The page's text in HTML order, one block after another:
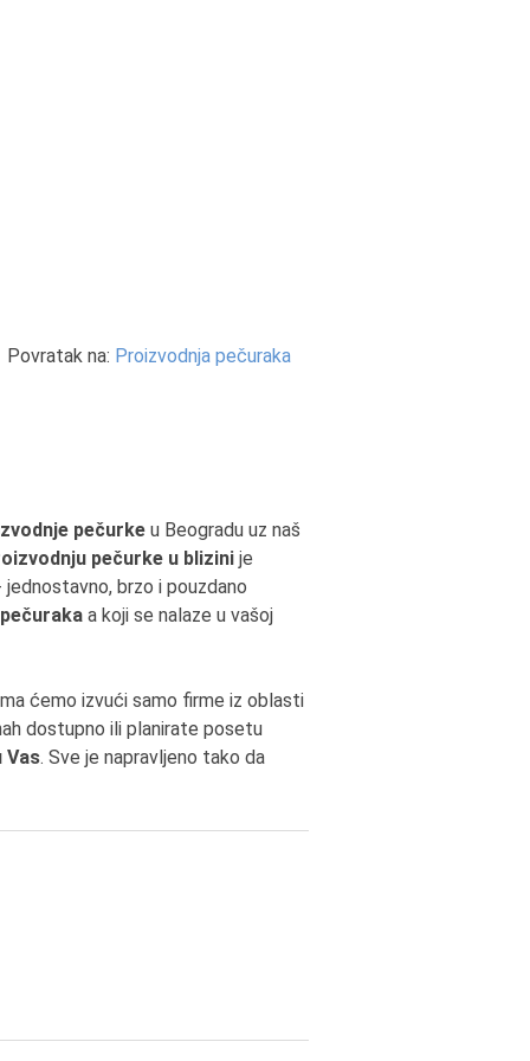
Povratak na: Proizvodnja pečuraka
pečurke u Beogradu uz naš
pečurke u blizini je
brzo i pouzdano
a koji se nalaze u vašoj
ćemo izvući samo firme iz oblasti
dostupno ili planirate posetu
Vas. Sve je napravljeno tako da